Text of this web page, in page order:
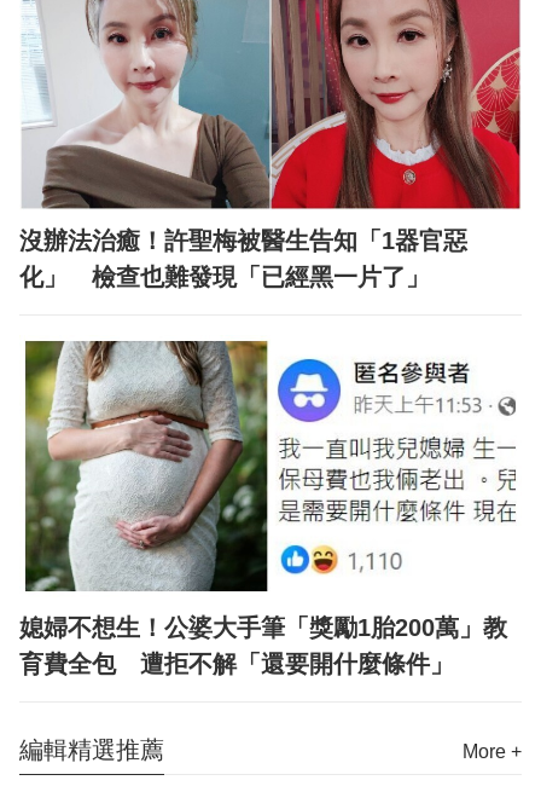
沒辦法治癒！許聖梅被醫生告知「1器官惡
化」 檢查也難發現「已經黑一片了」
媳婦不想生！公婆大手筆「獎勵1胎200萬」教
育費全包 遭拒不解「還要開什麼條件」
編輯精選推薦 More +